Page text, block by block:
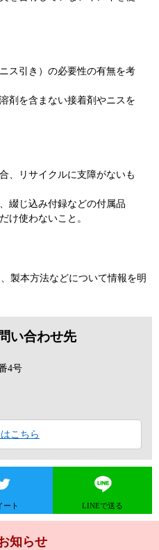
ス引き）の必要性の有無を考
剤を含まない接着剤やニスを
、リサイクルに支障がないも
綴じ込み付録などの付属品
け使わないこと。
製本方法などについて情報を明
い合わせ先
4号
こちら
ート LINEで送る
知らせ